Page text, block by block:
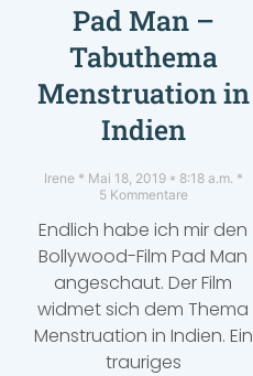
Pad Man –
Tabuthema
Menstruation in
Indien
Irene Mai 18, 2019
8:18 a.m.
5 Kommentare
Endlich habe ich mir den
Bollywood-Film Pad Man
angeschaut. Der Film
widmet sich dem Thema
Menstruation in Indien. Ein
trauriges